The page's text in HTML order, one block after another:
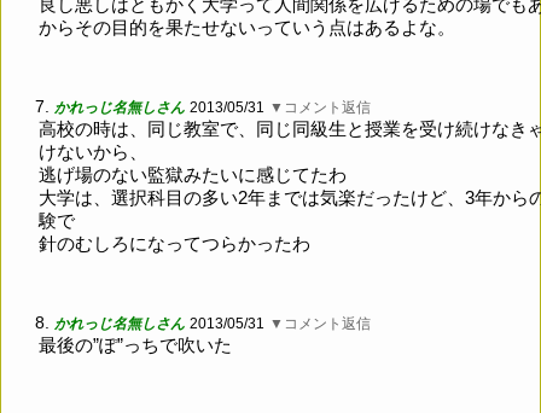
良し悪しはともかく大学って人間関係を広げるための場でも
からその目的を果たせないっていう点はあるよな。
7. かれっじ名無しさん 2013/05/31 ▼コメント返信
高校の時は、同じ教室で、同じ同級生と授業を受け続けなき
けないから、
逃げ場のない監獄みたいに感じてたわ
大学は、選択科目の多い2年までは気楽だったけど、3年から
験で
針のむしろになってつらかったわ
8. かれっじ名無しさん 2013/05/31 ▼コメント返信
最後の”ぽ”っちで吹いた